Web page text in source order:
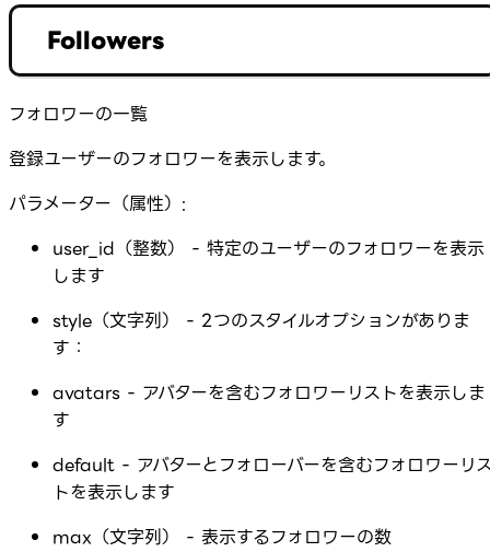
Followers
フォロワーの一覧
登録ユーザーのフォロワーを表示します。
パラメーター（属性）:
user_id（整数） - 特定のユーザーのフォロワーを表示
します
style（文字列） - 2つのスタイルオプションがありま
す：
avatars - アバターを含むフォロワーリストを表示しま
す
default - アバターとフォローバーを含むフォロワーリ
トを表示します
max（文字列） - 表示するフォロワーの数